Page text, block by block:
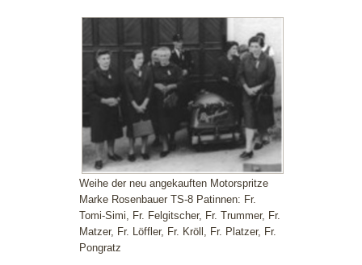
Weihe der neu angekauften Motorspritze
Marke Rosenbauer TS-8 Patinnen: Fr.
Tomi-Simi, Fr. Felgitscher, Fr. Trummer, Fr.
Matzer, Fr. Löffler, Fr. Kröll, Fr. Platzer, Fr.
Pongratz